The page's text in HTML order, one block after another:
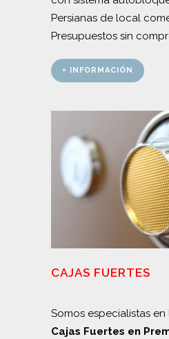
Persianas de local
Presupuestos sin
+ INFORMACIÓN
CAJAS FUERTES
Somos especialistas en
Cajas Fuertes en